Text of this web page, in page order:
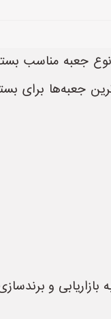
نوع جعبه مناسب
جعبه‌ها برای
و